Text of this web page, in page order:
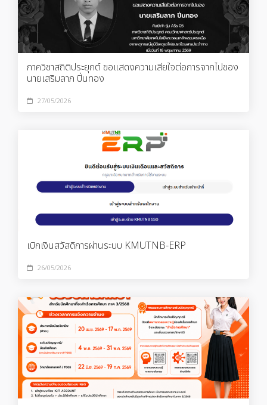
ภาควิชาสถิติประยุกต์ ขอแสดงความเสียใจต่อการจากไปของ
นายเสริมลาภ ปิ่นทอง
27/05/2026
เบิกเงินสวัสดิการผ่านระบบ KMUTNB-ERP
26/05/2026